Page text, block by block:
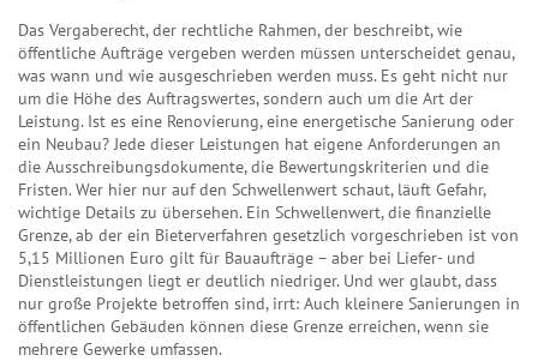
Das Vergaberecht,der rechtliche Rahmen, der beschreibt, wie
öffentliche Aufträge vergeben werden müssen unterscheidet genau,
was wann und wie ausgeschrieben werden muss. Es geht nicht nur
um die Höhe des Auftragswertes, sondern auch um die Art der
Leistung. Ist es eine Renovierung, eine energetische Sanierung oder
ein Neubau? Jede dieser Leistungen hat eigene Anforderungen an
die Ausschreibungsdokumente, die Bewertungskriterien und die
Fristen. Wer hier nur auf den Schwellenwert schaut, läuft Gefahr,
wichtige Details zu übersehen. Ein Schwellenwert,die finanzielle
Grenze, ab der ein Bieterverfahren gesetzlich vorgeschrieben ist von
5,15 Millionen Euro gilt für Bauaufträge – aber bei Liefer- und
Dienstleistungen liegt er deutlich niedriger. Und wer glaubt, dass
nur große Projekte betroffen sind, irrt: Auch kleinere Sanierungen in
öffentlichen Gebäuden können diese Grenze erreichen, wenn sie
mehrere Gewerke umfassen.